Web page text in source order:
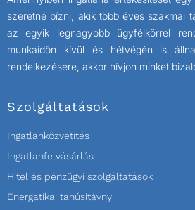
szeretné bízni, akik több éves szakmai
az egyik legnagyobb ügyfélkörrel
munkaidőn kívül és hétvégén is
rendelkezésére, akkor hívjon minket
Szolgáltatások
Ingatlanközvetítés
Ingatlanfelvásárlás
Hitel és pénzügyi szolgáltatások
Energatikai tanúsitávny